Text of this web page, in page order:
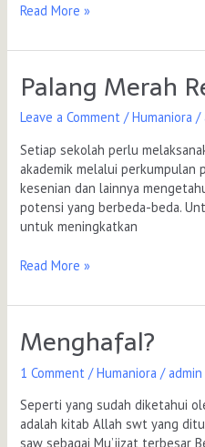
Read More »
Palang Merah
Leave a Comment /Humaniora /
Setiap sekolah perlu
akademik melalui perkumpulan
kesenian dan lainnya
potensi yang berbeda-beda.
untuk meningkatkan
Palang
Merah
Remaja
Read More »
Menghafal?
1 Comment /Humaniora /admin
Seperti yang sudah diketahui
adalah kitab Allah swt yang
saw sebagai Mu’jizat terbesar
Menghafal?